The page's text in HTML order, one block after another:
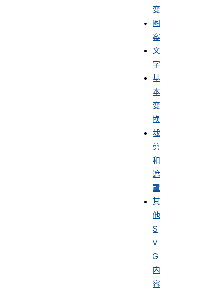
变
图
案
文
字
基
本
变
换
裁
剪
和
遮
罩
其
他
S
V
G
内
容